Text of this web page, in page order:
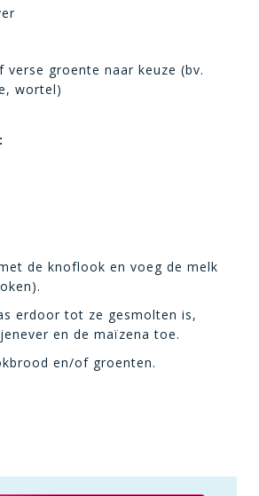
groente naar keuze (bv.
wortel)
de knoflook en voeg de melk
erdoor tot ze gesmolten is,
en de maïzena toe.
en/of groenten.